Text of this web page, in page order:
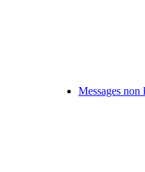
Messages non